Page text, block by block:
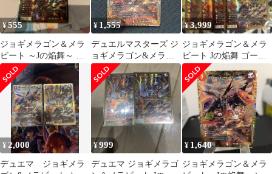
¥555
ジョギメラゴン＆メラ
ビート ～Jの焔舞～ シ
ークレット
¥ 1,555
デュエルマスターズ ジ
ョギメラゴン&メラビ
ート ～Jの焔舞～
¥3,999
ジョギメラゴン＆メラ
ビート Jの焔舞 ゴール
ドボーダー 4枚
¥ 2,000
デュエマ ジョギメラ
¥999
デュエマ ジョギメラゴ
¥ 1,640
ジョギメラゴン＆メラ